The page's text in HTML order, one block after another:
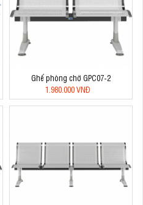
Ghế phòng chờ GPC07-2
1.980.000 VNĐ